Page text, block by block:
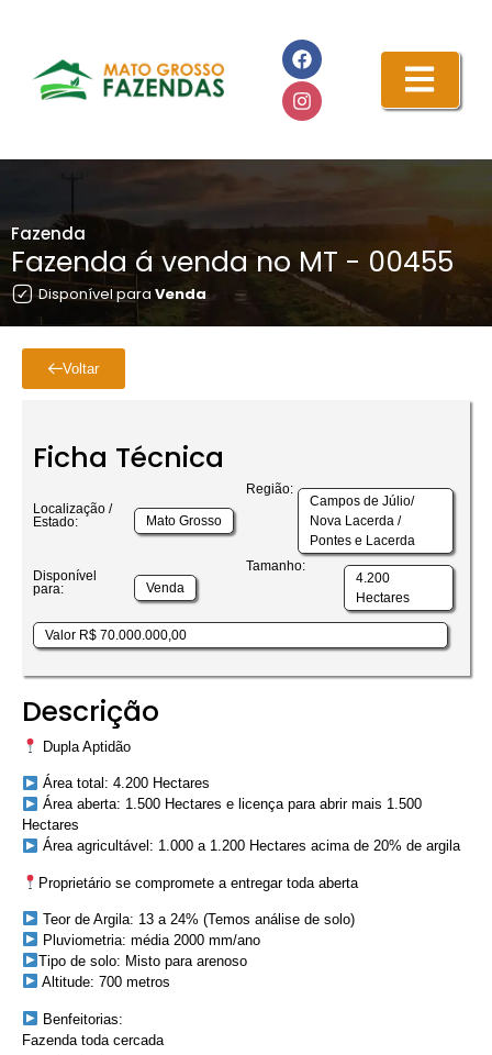
Fazenda
Fazenda á venda no MT - 00455
Disponível para Venda
Voltar
Ficha Técnica
Localização /
Estado:
Mato Grosso
Região:
Campos de Júlio/
Nova Lacerda /
Pontes e Lacerda
Disponível
para:
Venda
Tamanho:
4.200
Hectares
Valor R$ 70.000.000,00
Descrição
Dupla Aptidão
Área total: 4.200 Hectares
Área aberta: 1.500 Hectares e licença para abrir mais 1.500
Hectares
Área agricultável: 1.000 a 1.200 Hectares acima de 20% de argila
Proprietário se compromete a entregar toda aberta
Teor de Argila: 13 a 24% (Temos análise de solo)
Pluviometria: média 2000 mm/ano
Tipo de solo: Misto para arenoso
Altitude: 700 metros
Benfeitorias:
Fazenda toda cercada